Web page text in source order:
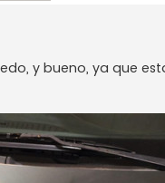
y bueno, ya que